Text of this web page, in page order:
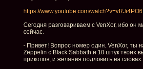
https://www.youtube.com/
Сегодня разговариваем с VenXor, ибо он
сейчас.
- Привет! Вопрос номер один. VenXor, ты
Zeppelin с Black Sabbath и 10 штук твоих
приколов, и желания подловить на